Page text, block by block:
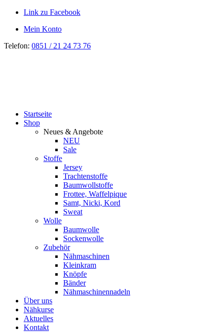
Link zu Facebook
Mein Konto
Telefon: 0851 / 21 24 73 76
Startseite
Shop
Neues & Angebote
NEU
Sale
Stoffe
Jersey
Trachtenstoffe
Baumwollstoffe
Frottee, Waffelpique
Samt, Nicki, Kord
Sweat
Wolle
Baumwolle
Sockenwolle
Zubehör
Nähmaschinen
Kleinkram
Knöpfe
Bänder
Nähmaschinennadeln
Über uns
Nähkurse
Aktuelles
Kontakt